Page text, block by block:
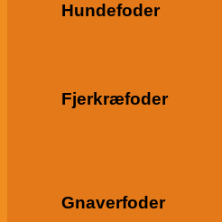
Hundefoder
Fjerkræfoder
Gnaverfoder